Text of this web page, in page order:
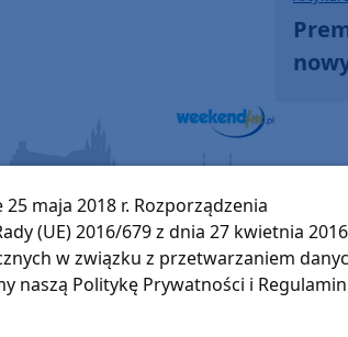
Wojciech Piepiorka
maja 2018 r. Rozporządzenia
(UE) 2016/679 z dnia 27 kwietnia
w związku z przetwarzaniem
naszą Politykę Prywatności i Regulamin